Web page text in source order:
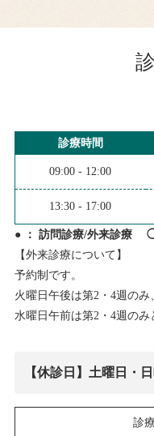
診療時間
09:00 - 12:00
13:30 - 17:00
● ： 訪問診療/外来診療
【外来診療について】
予約制です。
火曜日午後は第2・4週のみ
水曜日午前は第2・4週のみ
【休診日】土曜日・
診